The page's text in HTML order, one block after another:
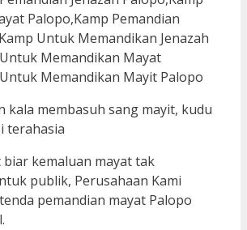
kala membasuh sang mayit, kudu
terahasia
kemaluan mayat tak
publik, Perusahaan Kami
pemandian mayat Palopo